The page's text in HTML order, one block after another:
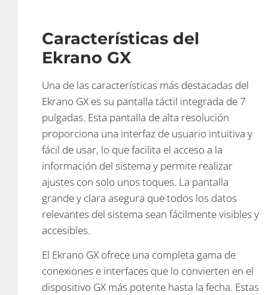
Características del
Ekrano GX
Una de las características más destacadas del
Ekrano GX es su pantalla táctil integrada de 7
pulgadas. Esta pantalla de alta resolución
proporciona una interfaz de usuario intuitiva y
fácil de usar, lo que facilita el acceso a la
información del sistema y permite realizar
ajustes con solo unos toques. La pantalla
grande y clara asegura que todos los datos
relevantes del sistema sean fácilmente visibles y
accesibles.
El Ekrano GX ofrece una completa gama de
conexiones e interfaces que lo convierten en el
dispositivo GX más potente hasta la fecha. Estas